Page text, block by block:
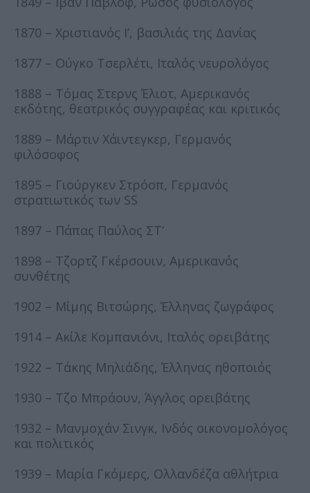
1870 – Χριστιανός Ι’, βασιλιάς της Δανίας
1877 – Ούγκο Τσερλέτι, Ιταλός νευρολόγος
1888 – Τόμας Στερνς Έλιοτ, Αμερικανός
εκδότης, θεατρικός συγγραφέας και κριτικός
1889 – Μάρτιν Χάιντεγκερ, Γερμανός
φιλόσοφος
1895 – Γιούργκεν Στρόοπ, Γερμανός
στρατιωτικός των SS
1897 – Πάπας Παύλος ΣΤ’
1898 – Τζορτζ Γκέρσουιν, Αμερικανός
συνθέτης
1902 – Μίμης Βιτσώρης, Έλληνας ζωγράφος
1914 – Ακίλε Κομπανιόνι, Ιταλός ορειβάτης
1922 – Τάκης Μηλιάδης, Έλληνας ηθοποιός
1930 – Τζο Μπράουν, Άγγλος ορειβάτης
1932 – Μανμοχάν Σινγκ, Ινδός οικονομολόγος
και πολιτικός
1939 – Μαρία Γκόμερς, Ολλανδέζα αθλήτρια